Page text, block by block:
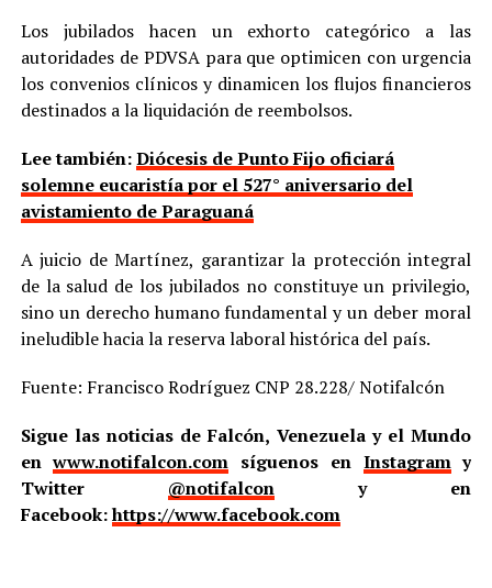
Los jubilados hacen un exhorto categórico a las
autoridades de PDVSA para que optimicen con urgencia
los convenios clínicos y dinamicen los flujos financieros
destinados a la liquidación de reembolsos.
Lee también:Diócesis de Punto Fijo oficiará
solemne eucaristía por el 527° aniversario del
avistamiento de Paraguaná
A juicio de Martínez, garantizar la protección integral
de la salud de los jubilados no constituye un privilegio,
sino un derecho humano fundamental y un deber moral
ineludible hacia la reserva laboral histórica del país.
Fuente: Francisco Rodríguez CNP 28.228/ Notifalcón
Sigue las noticias de Falcón, Venezuela y el Mundo
enwww.notifalcon.com síguenos en Instagramy
Twitter @notifalcony en
Facebook:https://www.facebook.com